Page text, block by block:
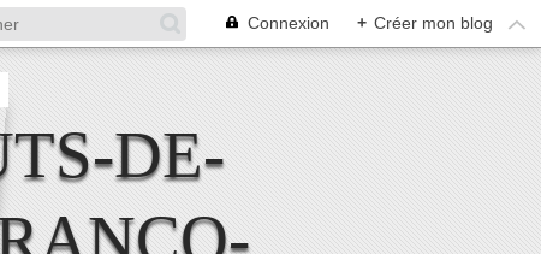
Connexion + Créer mon blog
DE-